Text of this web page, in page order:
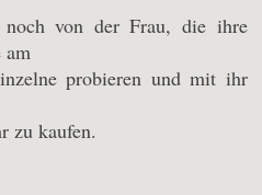
noch von der Frau, die ihre
am
probieren und mit ihr
zu kaufen.